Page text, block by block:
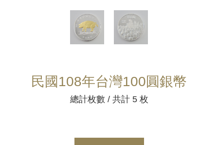
民國108年台灣100圓銀幣
總計枚數 / 共計 5 枚